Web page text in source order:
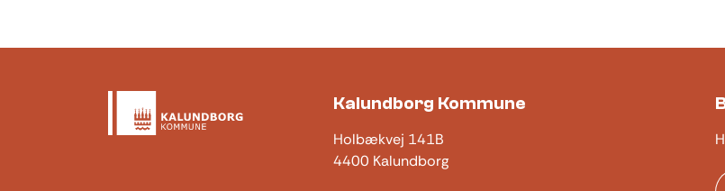
Kalundborg Kommune
Holbækvej 141B
4400 Kalundborg